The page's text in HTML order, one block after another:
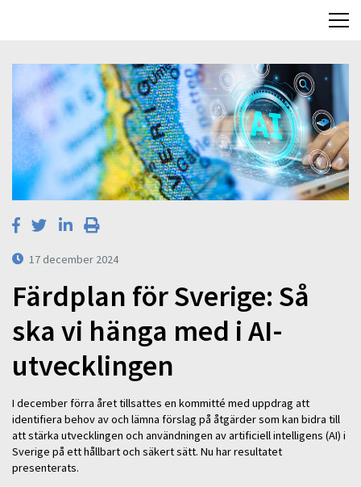
17 december 2024
Färdplan för Sverige: Så
ska vi hänga med i AI-
utvecklingen
I december förra året tillsattes en kommitté med uppdrag att
identifiera behov av och lämna förslag på åtgärder som kan bidra till
att stärka utvecklingen och användningen av artificiell intelligens (AI) i
Sverige på ett hållbart och säkert sätt. Nu har resultatet
presenterats.